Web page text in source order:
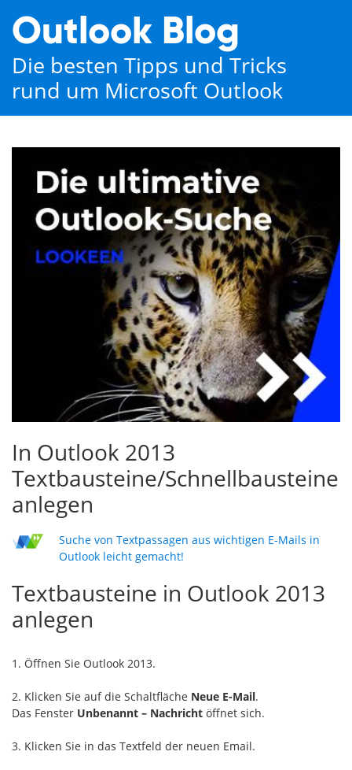
Outlook Blog
Die besten Tipps und Tricks
rund um Microsoft Outlook
In Outlook 2013
Textbausteine/Schnellbausteine
anlegen
Suche von Textpassagen aus wichtigen E-Mails in
Outlook leicht gemacht!
Textbausteine in Outlook 2013
anlegen
1. Öffnen Sie Outlook 2013.
2. Klicken Sie auf die Schaltfläche Neue E-Mail.
Das Fenster Unbenannt – Nachricht öffnet sich.
3. Klicken Sie in das Textfeld der neuen Email.